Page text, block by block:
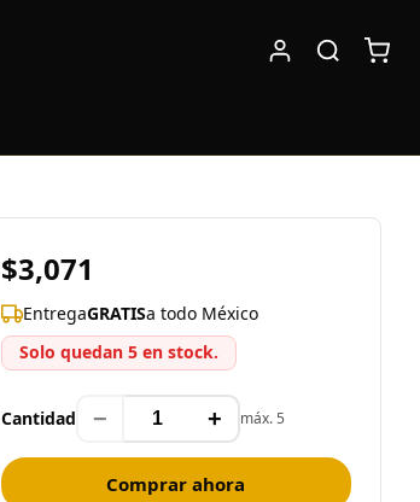
$3,071
EntregaGRATISa todo México
Solo quedan 5 en stock.
Cantidad − + máx. 5
Comprar ahora